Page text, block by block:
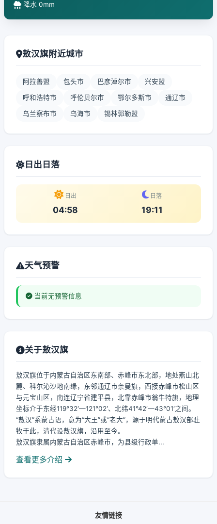
降水 0mm
敖汉旗附近城市
阿拉善盟 包头市 巴彦淖尔市 兴安盟
呼和浩特市 呼伦贝尔市 鄂尔多斯市 通辽市
乌兰察布市 乌海市 锡林郭勒盟
日出日落
日出
04:58
日落
19:11
天气预警
当前无预警信息
关于敖汉旗
敖汉旗位于内蒙古自治区东南部、赤峰市东北部，地处燕山北
麓、科尔沁沙地南缘，东邻通辽市奈曼旗，西接赤峰市松山区
与元宝山区，南连辽宁省建平县，北靠赤峰市翁牛特旗，地理
坐标介于东经119°32′—121°02′、北纬41°42′—43°01′之间。
“敖汉”系蒙古语，意为“大王”或“老大”，源于明代蒙古敖汉部驻
牧于此，清代设敖汉旗，沿用至今。
敖汉旗隶属内蒙古自治区赤峰市，为县级行政单...
查看更多介绍
友情链接